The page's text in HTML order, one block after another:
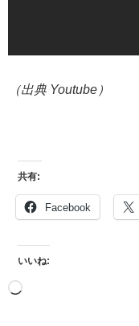
（出典 Youtube）
共有:
Facebook
いいね: